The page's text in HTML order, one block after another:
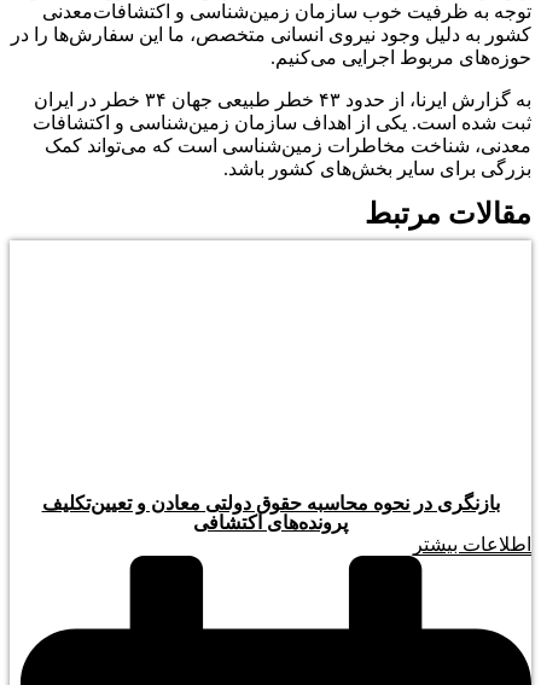
توجه به ظرفیت خوب سازمان زمین‌شناسی و اکتشافات‌معدنی
کشور به دلیل وجود نیروی انسانی متخصص، ما این سفارش‌ها را در
حوزه‌های مربوط اجرایی می‌کنیم.
به گزارش ایرنا، از حدود ۴۳ خطر طبیعی جهان ۳۴ خطر در ایران
ثبت شده است. یکی از اهداف سازمان زمین‌شناسی و اکتشافات
معدنی، شناخت مخاطرات زمین‌شناسی است که می‌تواند کمک
بزرگی برای سایر بخش‌های کشور باشد.
مقالات مرتبط
بازنگری در نحوه محاسبه حقوق دولتی معادن و تعیین‌تکلیف
پرونده‌های اکتشافی
اطلاعات بیشتر